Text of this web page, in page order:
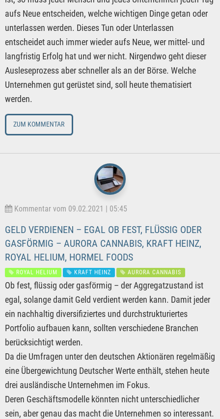
aufs Neue entscheiden, welche wichtigen Dinge getan oder
unterlassen werden. Dieses Tun oder Unterlassen
entscheidet auch immer wieder aufs Neue, wer mittel- und
langfristig Erfolg hat und wer nicht. Nirgendwo geht dieser
Ausleseprozess aber schneller als an der Börse. Welche
Unternehmen gut gerüstet sind, soll heute thematisiert
werden.
ZUM KOMMENTAR
Kommentar vom 09.02.2021 | 05:45
GELD VERDIENEN – EGAL OB FEST, FLÜSSIG ODER
GASFÖRMIG – AURORA CANNABIS, KRAFT HEINZ,
ROYAL HELIUM, HORMEL FOODS
ROYAL HELIUM KRAFT HEINZ AURORA CANNABIS
Ob fest, flüssig oder gasförmig – der Aggregatzustand ist
egal, solange damit Geld verdient werden kann. Damit jeder
ein nachhaltig diversifiziertes und durchstrukturiertes
Portfolio aufbauen kann, sollten verschiedene Branchen
berücksichtigt werden.
Da die Umfragen unter den deutschen Aktionären regelmäßig
eine Übergewichtung Deutscher Werte enthält, stehen heute
drei ausländische Unternehmen im Fokus.
Deren Geschäftsmodelle könnten nicht unterschiedlicher
sein, aber genau das macht die Unternehmen so interessant.